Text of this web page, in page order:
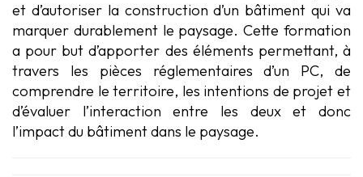
et d’autoriser la construction d’un bâtiment qui va
marquer durablement le paysage. Cette formation
a pour but d’apporter des éléments permettant, à
travers les pièces réglementaires d’un PC, de
comprendre le territoire, les intentions de projet et
d’évaluer l’interaction entre les deux et donc
l’impact du bâtiment dans le paysage.